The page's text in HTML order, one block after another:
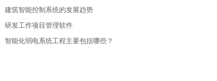
建筑智能控制系统的发展趋势
研发工作项目管理软件
智能化弱电系统工程主要包括哪些？